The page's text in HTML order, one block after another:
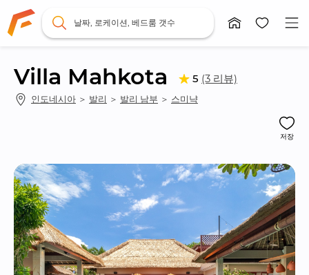
날짜, 로케이션, 베드룸 갯수
Villa Mahkota 5 (3 리뷰)
인도네시아 ＞ 발리 ＞ 발리 남부 ＞ 스미냑
저장